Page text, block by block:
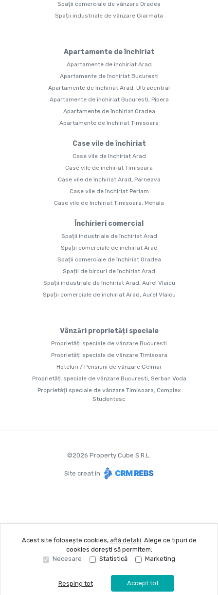
Spații comerciale de vânzare Oradea
Spații industriale de vânzare Giarmata
Apartamente de închiriat
Apartamente de închiriat Arad
Apartamente de închiriat Bucuresti
Apartamente de închiriat Arad, Ultracentral
Apartamente de închiriat Bucuresti, Pipera
Apartamente de închiriat Oradea
Apartamente de închiriat Timisoara
Case vile de închiriat
Case vile de închiriat Arad
Case vile de închiriat Timisoara
Case vile de închiriat Arad, Parneava
Case vile de închiriat Periam
Case vile de închiriat Timisoara, Mehala
Închirieri comercial
Spații industriale de închiriat Arad
Spații comerciale de închiriat Arad
Spații comerciale de închiriat Oradea
Spații de birouri de închiriat Arad
Spații industriale de închiriat Arad, Aurel Vlaicu
Spații comerciale de închiriat Arad, Aurel Vlaicu
Vânzări proprietăți speciale
Proprietăți speciale de vânzare Bucuresti
Proprietăți speciale de vânzare Timisoara
Hoteluri / Pensiuni de vânzare Gelmar
Proprietăți speciale de vânzare Bucuresti, Serban Voda
Proprietăți speciale de vânzare Timisoara, Complex
Studentesc
©2026 Property Cube S.R.L.
Site creat în
Acest site folosește cookies, află detalii. Alege ce tipuri de
cookies dorești să permitem:
Necesare
Statistică Marketing
Resping tot Accept tot